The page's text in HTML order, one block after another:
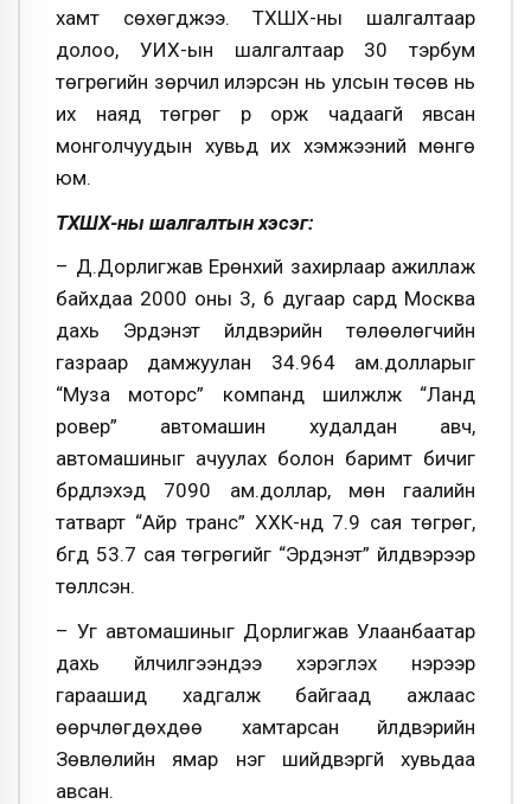
хамт сөхөгджээ. ТХШХ-ны шалгалтаар
долоо, УИХ-ын шалгалтаар 30 тэрбум
төгрөгийн зөрчил илэрсэн нь улсын төсөв нь
их наяд төгрөг рүү орж чадаагүй явсан
монголчуудын хувьд их хэмжээний мөнгө
юм.
ТХШХ-ны шалгалтын хэсэг:
– Д.Дорлигжав Ерөнхий захирлаар ажиллаж
байхдаа 2000 оны 3, 6 дугаар сард Москва
дахь Эрдэнэт үйлдвэрийн төлөөлөгчийн
газраар дамжуулан 34.964 ам.долларыг
“Муза моторс” компанд шилжүүлж “Ланд
ровер” автомашин худалдан авч,
автомашиныг ачуулах болон баримт бичиг
бүрдүүлэхэд 7090 ам.доллар, мөн гаалийн
татварт “Айр транс” ХХК-нд 7.9 сая төгрөг,
бүгд 53.7 сая төгрөгийг “Эрдэнэт” үйлдвэрээр
төлүүлсэн.
– Уг автомашиныг Дорлигжав Улаанбаатар
дахь үйлчилгээндээ хэрэглэх нэрээр
гараашид хадгалж байгаад ажлаас
өөрчлөгдөхдөө хамтарсан үйлдвэрийн
Зөвлөлийн ямар нэг шийдвэргүй хувьдаа
авсан.